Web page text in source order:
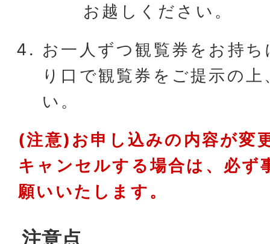
お越しください。
お一人ずつ観覧券をお持
り口で観覧券をご提示の
い。
(注意)お申し込みの内容が変
キャンセルする場合は、必ず
願いいたします。
注意点